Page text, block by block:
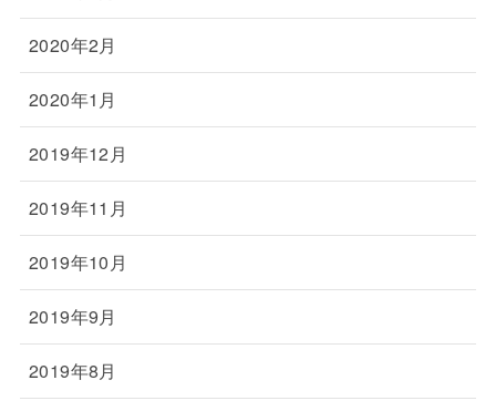
2020年2月
2020年1月
2019年12月
2019年11月
2019年10月
2019年9月
2019年8月